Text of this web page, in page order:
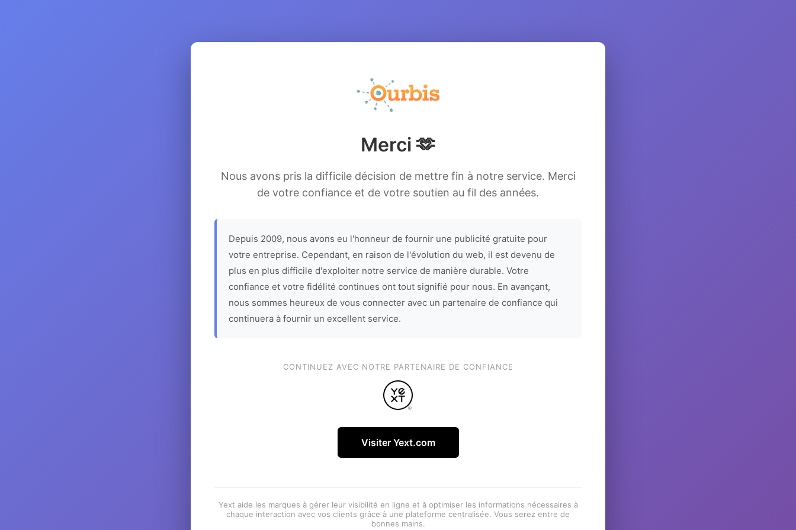
Merci 🫶
Nous avons pris la difficile décision de mettre fin à notre service. Merci
de votre confiance et de votre soutien au fil des années.
Depuis 2009, nous avons eu l'honneur de fournir une publicité gratuite pour
votre entreprise. Cependant, en raison de l'évolution du web, il est devenu de
plus en plus difficile d'exploiter notre service de manière durable. Votre
confiance et votre fidélité continues ont tout signifié pour nous. En avançant,
nous sommes heureux de vous connecter avec un partenaire de confiance qui
continuera à fournir un excellent service.
CONTINUEZ AVEC NOTRE PARTENAIRE DE CONFIANCE
Visiter Yext.com
Yext aide les marques à gérer leur visibilité en ligne et à optimiser les informations nécessaires à
chaque interaction avec vos clients grâce à une plateforme centralisée. Vous serez entre de
bonnes mains.